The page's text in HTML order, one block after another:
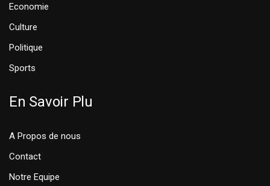
Economie
Culture
Politique
Sports
En Savoir Plu
A Propos de nous
Contact
Notre Equipe